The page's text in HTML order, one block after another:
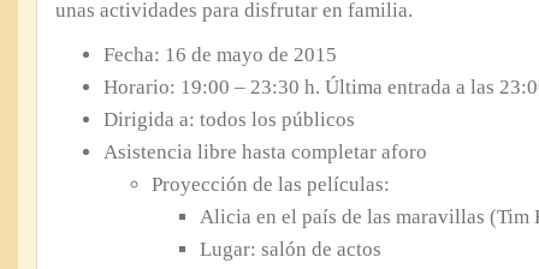
unas actividades para disfrutar en familia.
Fecha: 16 de mayo de 2015
Horario: 19:00 – 23:30 h. Última entrada a las
Dirigida a: todos los públicos
Asistencia libre hasta completar aforo
Proyección de las películas:
Alicia en el país de las maravillas (Tim
Lugar: salón de actos